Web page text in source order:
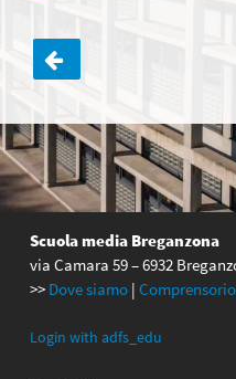
Navigazione
articoli
Scuola media Breganzona
via Camara 59 – 6932
>> Dove siamo | Comprensorio
Login with adfs_edu